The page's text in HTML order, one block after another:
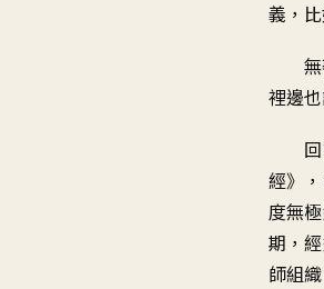
義，
裡邊
經》
度無
期，
師組